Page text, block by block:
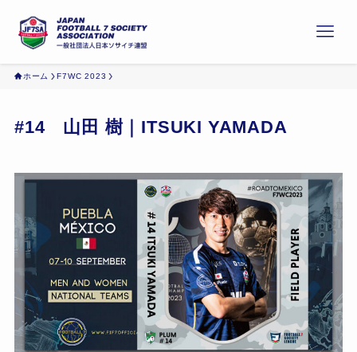
ホーム F7WC 2023
#14 山田 樹｜ITSUKI YAMADA